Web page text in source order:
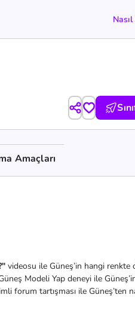
Nasıl
Amaçları
videosu ile Güneş’in hangi renkte
Modeli Yap deneyi ile Güneş’in
forum tartışması ile Güneş’ten